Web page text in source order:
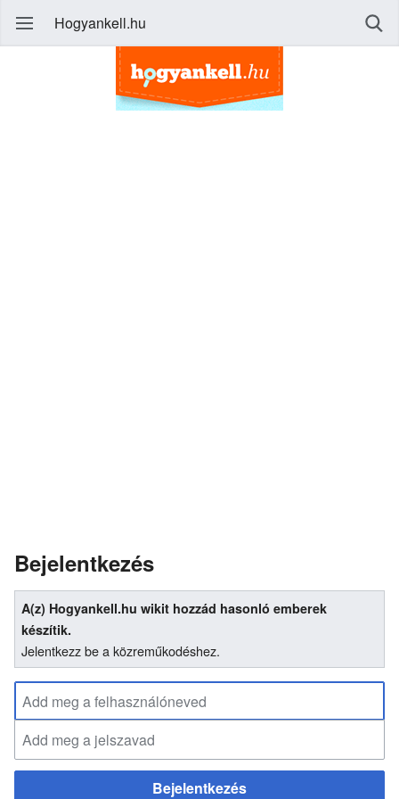
Hogyankell.hu
Bejelentkezés
A(z) Hogyankell.hu wikit hozzád hasonló emberek
készítik.
Jelentkezz be a közreműkodéshez.
Bejelentkezés